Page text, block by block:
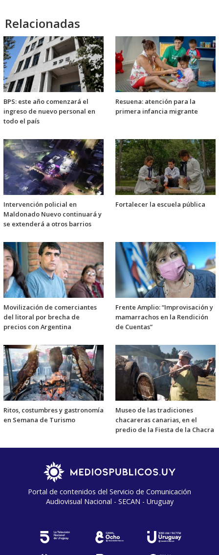
Relacionadas
BPS: este año comenzará el
ingreso de nuevo personal en
todo el país
Resuena: atención para la
primera infancia migrante
Intervención policial en
Maldonado Nuevo continuará y
se extenderá a otros barrios
Fortalecer la escuela pública
Movilización de comerciantes
del litoral por brecha de
precios con Argentina
Frente Amplio: “Improvisación y
mamarrachos en la Rendición
de Cuentas”
Ritos, costumbres y gastronomía
en Semana de Turismo
Museo de las tradiciones
chacareras canarias, en el
predio de la Fiesta de la Chacra
Portal de contenidos del Servicio de Comunicación
Audiovisual Nacional - SECAN - Uruguay